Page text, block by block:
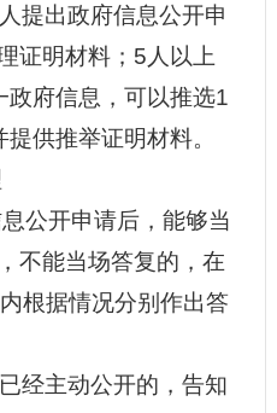
提出政府信息公开申
证明材料；5人以上
政府信息，可以推选1
供推举证明材料。
公开申请后，能够当
不能当场答复的，在
根据情况分别作出答
经主动公开的，告知